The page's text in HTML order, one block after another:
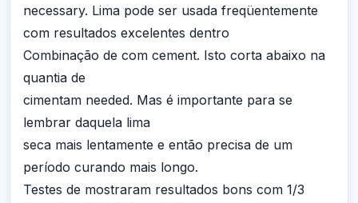
necessary. Lima pode ser usada freqüentemente
com resultados excelentes dentro
Combinação de com cement. Isto corta abaixo na
quantia de
cimentam needed. Mas é importante para se
lembrar daquela lima
seca mais lentamente e então precisa de um
período curando mais longo.
Testes de mostraram resultados bons com 1/3